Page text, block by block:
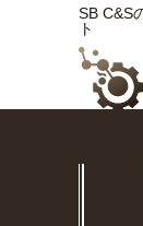
SB C&S
ト